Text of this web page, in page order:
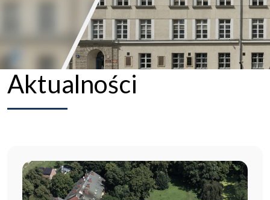
Aktualności